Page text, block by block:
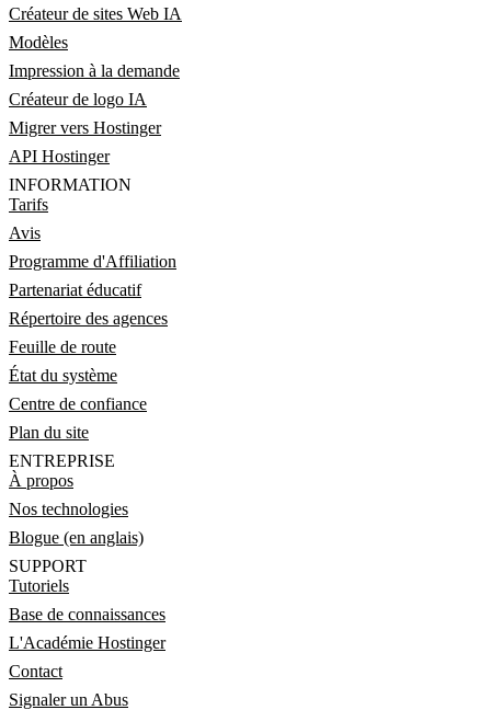
Créateur de sites Web IA
Modèles
Impression à la demande
Créateur de logo IA
Migrer vers Hostinger
API Hostinger
INFORMATION
Tarifs
Avis
Programme d'Affiliation
Partenariat éducatif
Répertoire des agences
Feuille de route
État du système
Centre de confiance
Plan du site
ENTREPRISE
À propos
Nos technologies
Blogue (en anglais)
SUPPORT
Tutoriels
Base de connaissances
L'Académie Hostinger
Contact
Signaler un Abus